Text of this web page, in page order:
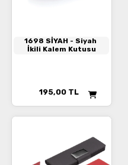
1698 SİYAH - Siyah
İkili Kalem Kutusu
195,00 TL